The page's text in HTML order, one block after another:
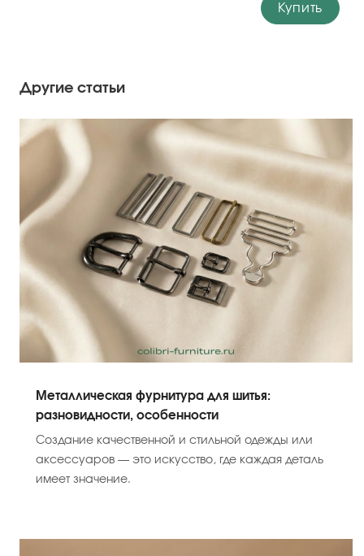
Купить
Другие статьи
Металлическая фурнитура для шитья:
разновидности, особенности
Создание качественной и стильной одежды или
аксессуаров — это искусство, где каждая деталь
имеет значение.